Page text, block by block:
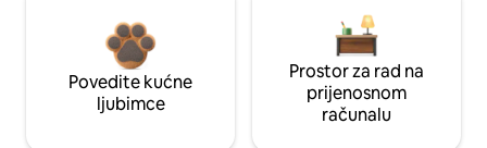
Povedite kućne
ljubimce
Prostor za rad na
prijenosnom
računalu